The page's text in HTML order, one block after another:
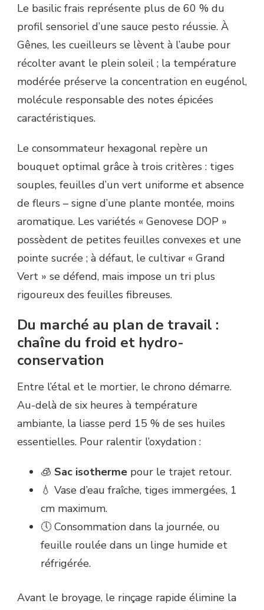
Le basilic frais représente plus de 60 % du
profil sensoriel d’une sauce pesto réussie. À
Gênes, les cueilleurs se lèvent à l’aube pour
récolter avant le plein soleil ; la température
modérée préserve la concentration en eugénol,
molécule responsable des notes épicées
caractéristiques.
Le consommateur hexagonal repère un
bouquet optimal grâce à trois critères : tiges
souples, feuilles d’un vert uniforme et absence
de fleurs – signe d’une plante montée, moins
aromatique. Les variétés « Genovese DOP »
possèdent de petites feuilles convexes et une
pointe sucrée ; à défaut, le cultivar « Grand
Vert » se défend, mais impose un tri plus
rigoureux des feuilles fibreuses.
Du marché au plan de travail :
chaîne du froid et hydro-
conservation
Entre l’étal et le mortier, le chrono démarre.
Au-delà de six heures à température
ambiante, la liasse perd 15 % de ses huiles
essentielles. Pour ralentir l’oxydation :
🧊 Sac isotherme pour le trajet retour.
💧 Vase d’eau fraîche, tiges immergées, 1
cm maximum.
🕔 Consommation dans la journée, ou
feuille roulée dans un linge humide et
réfrigérée.
Avant le broyage, le rinçage rapide élimine la